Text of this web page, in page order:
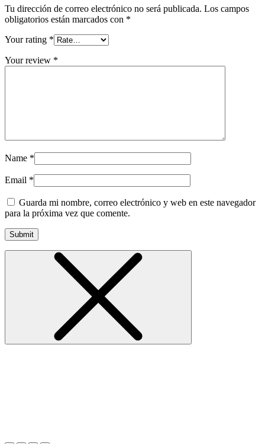
Tu dirección de correo electrónico no será publicada. Los campos
obligatorios están marcados con *
Your rating *
Your review *
Name *
Email *
Guarda mi nombre, correo electrónico y web en este navegador
para la próxima vez que comente.